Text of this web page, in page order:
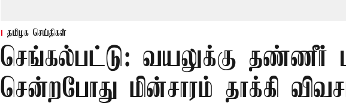
தமிழக செய்திகள்
செங்கல்பட்டு: வயலுக்கு தண்ணீர்
சென்றபோது மின்சாரம் தாக்கி